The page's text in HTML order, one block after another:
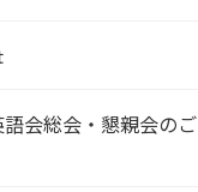
会総会・懇親会のご